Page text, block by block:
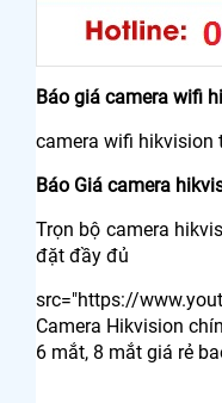
Báo giá camera wifi
camera wifi hikvision
Báo Giá camera
Trọn bộ camera
đặt đầy đủ
src="https://
Camera Hikvision
6 mắt, 8 mắt giá rẻ